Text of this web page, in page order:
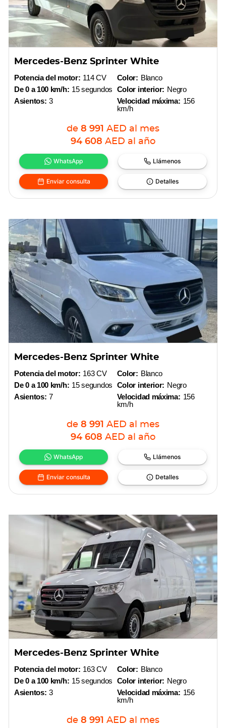
Mercedes-Benz Sprinter White
Potencia del motor: 114 CV
De 0 a 100 km/h: 15 segundos
Asientos: 3
Color: Blanco
Color interior: Negro
Velocidad máxima: 156
km/h
de 8 991 AED al mes
94 608 AED al año
WhatsApp Llámenos
Enviar consulta Detalles
Mercedes-Benz Sprinter White
Potencia del motor: 163 CV
De 0 a 100 km/h: 15 segundos
Asientos: 7
Color: Blanco
Color interior: Negro
Velocidad máxima: 156
km/h
de 8 991 AED al mes
94 608 AED al año
WhatsApp Llámenos
Enviar consulta Detalles
Mercedes-Benz Sprinter White
Potencia del motor: 163 CV
De 0 a 100 km/h: 15 segundos
Asientos: 3
Color: Blanco
Color interior: Negro
Velocidad máxima: 156
km/h
de 8 991 AED al mes